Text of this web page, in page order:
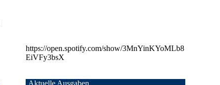
https://open.spotify.com/show/3MnYinKYoMLb8
EiVFy3bsX
Aktuelle Ausgaben